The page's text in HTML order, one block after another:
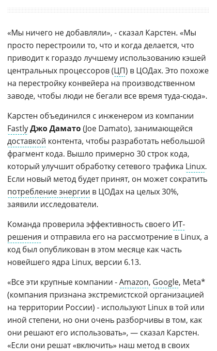
«Мы ничего не добавляли», - сказал Карстен. «Мы
просто перестроили то, что и когда делается, что
приводит к гораздо лучшему использованию кэшей
центральных процессоров (ЦП) в ЦОДах. Это похоже
на перестройку конвейера на производственном
заводе, чтобы люди не бегали все время туда-сюда».
Карстен объединился с инженером из компании
FastlyДжо Дамато(Joe Damato), занимающейся
доставкой контента, чтобы разработать небольшой
фрагмент кода. Вышло примерно 30 строк кода,
который улучшит обработку сетевого трафика Linux.
Если новый метод будет принят, он может сократить
потребление энергии в ЦОДах на целых 30%,
заявили исследователи.
Команда проверила эффективность своего ИТ-
решения и отправила его на рассмотрение в Linux, а
код был опубликован в этом месяце как часть
новейшего ядра Linux, версии 6.13.
«Все эти крупные компании -Amazon, Google, Meta*
(компания признана экстремистской организацией
на территории России) - используют Linux в той или
иной степени, но они очень разборчивы в том, как
они решают его использовать», — сказал Карстен.
«Если они решат «включить» наш метод в своих